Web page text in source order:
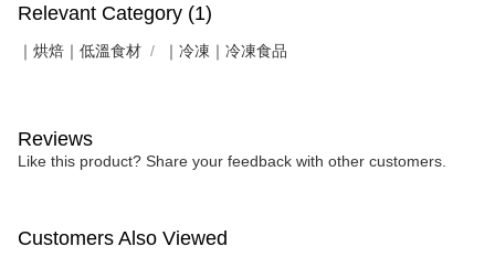
Relevant Category (1)
｜烘焙｜低溫食材 ｜冷凍｜冷凍食品
Reviews
Like this product? Share your feedback with other customers.
Customers Also Viewed